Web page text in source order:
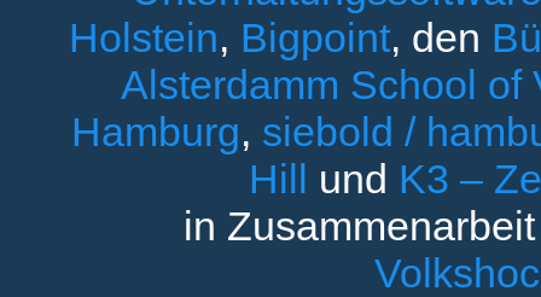
Holstein, Bigpoint, den
Alsterdamm School of
Hamburg, siebold /
Hill und K3 –
in